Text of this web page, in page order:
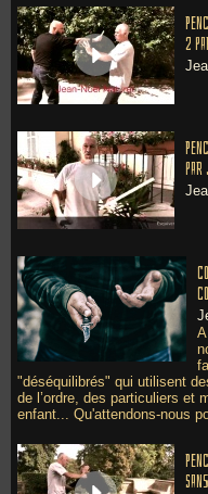
2
par
"déséquilibrés" qui utilisent
de l’ordre, des particuliers et
enfant... Qu'attendons-nous